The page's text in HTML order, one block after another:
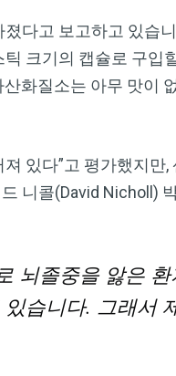
다고 보고하고 있습
크기의 캡슐로 구입
화질소는 아무 맛이
있다”고 평가했지만
니콜(David Nicholl)
뇌졸중을 앓은
습니다. 그래서
강 뉴스레터를
하세요
로 된 자연 건강 정보를 자
지켜보세요.
독하기
정책 보기